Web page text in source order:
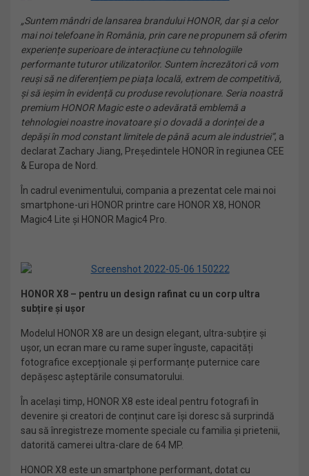
„Suntem mândri de lansarea brandului HONOR, dar și a celor
mai noi telefoane în România, prin care ne propunem să oferim
experiențe superioare de interacțiune cu tehnologiile
performante tuturor utilizatorilor. Suntem încrezători că vom
reuși să ne diferențiem pe piața locală, extrem de competitivă,
și să ieșim în evidență cu produse revoluționare. Seria noastră
premium HONOR Magic este o adevărată emblemă a
tehnologiei noastre inovatoare și o dovadă a dorinței de a
depăși în mod constant limitele de până acum ale industriei”, a
declarat Zachary Jiang, Președintele HONOR în regiunea CEE
& Europa de Nord.
În cadrul evenimentului, compania a prezentat cele mai noi
smartphone-uri HONOR printre care HONOR X8, HONOR
Magic4 Lite și HONOR Magic4 Pro.
HONOR X8 – pentru un design rafinat cu un corp ultra
subțire și ușor
Modelul HONOR X8 are un design elegant, ultra-subțire și
ușor, un ecran mare cu rame super înguste, capacități
fotografice excepționale și performanțe puternice care
depășesc așteptările consumatorului.
În același timp, HONOR X8 este ideal pentru fotografi în
devenire și creatori de conținut care își doresc să surprindă
sau să înregistreze momente speciale cu familia și prietenii,
datorită camerei ultra-clare de 64 MP.
HONOR X8 este un smartphone performant, dotat cu